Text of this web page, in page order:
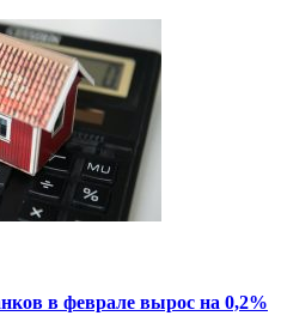
в феврале вырос на 0,2%